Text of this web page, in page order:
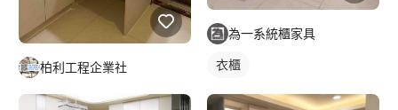
柏利工程企業社
為一系統櫃家具
衣櫃